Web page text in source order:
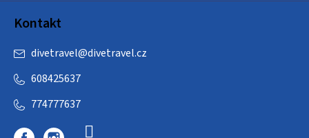
Kontakt
divetravel@divetravel.cz
608425637
774777637